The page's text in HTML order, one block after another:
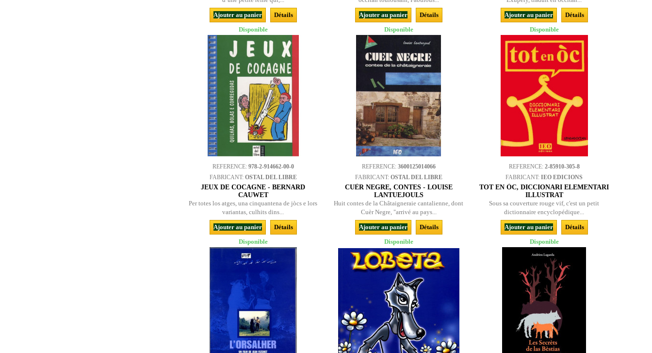
Ajouter au panier
Détails
Disponible
Ajouter au panier
Détails
Disponible
Ajouter au panier
Détails
Disponible
REFERENCE: 978-2-914662-00-0
FABRICANT: OSTAL DEL LIBRE
JEUX DE COCAGNE - BERNARD
CAUWET
Per totes los atges, una cinquantena de jòcs e lors
variantas, culhits dins...
Ajouter au panier
Détails
Disponible
REFERENCE: 3600125014066
FABRICANT: OSTAL DEL LIBRE
CUÈR NEGRE, CONTES - LOUISE
LANTUEJOULS
Huit contes de la Châtaigneraie cantalienne, dont
Cuèr Negre, "arrivé au pays...
Ajouter au panier
Détails
Disponible
REFERENCE: 2-85910-305-8
FABRICANT:IEO EDICIONS
TOT EN ÒC, DICCIONARI ELEMENTARI
ILLUSTRAT
Sous sa couverture rouge vif, c'est un petit
dictionnaire encyclopédique...
Ajouter au panier
Détails
Disponible